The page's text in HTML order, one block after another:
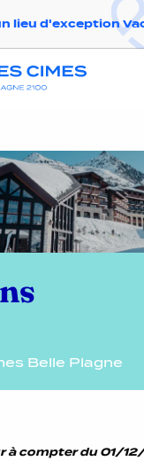
lieu d'exception
Belle Plagne
r à compter du 01/